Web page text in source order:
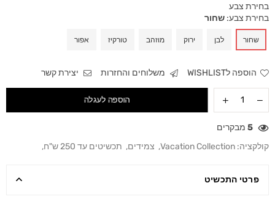
בחירת צבע
בחירת צבע: שחור
שחור לבן ירוק מוזהב טורקיז אפור
הוספה לWISHLIST משלוחים והחזרות יצירת קשר
הוספה לעגלה
5 מבקרים
קולקציה: Vacation Collection
, צמידים, תכשיטים עד 250 ש"ח ,
פרטי התכשיט